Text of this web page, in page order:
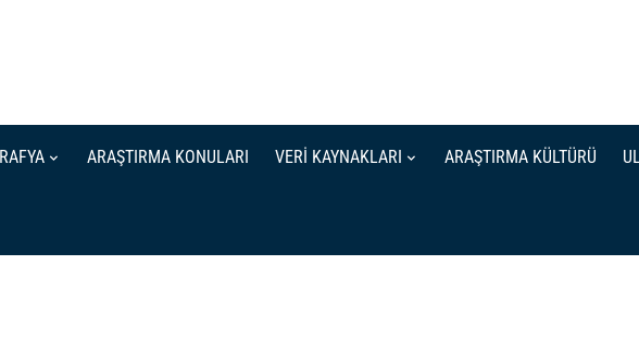
ARAŞTIRMA KONULARI VERİ KAYNAKLARI ARAŞTIRMA KÜLTÜRÜ